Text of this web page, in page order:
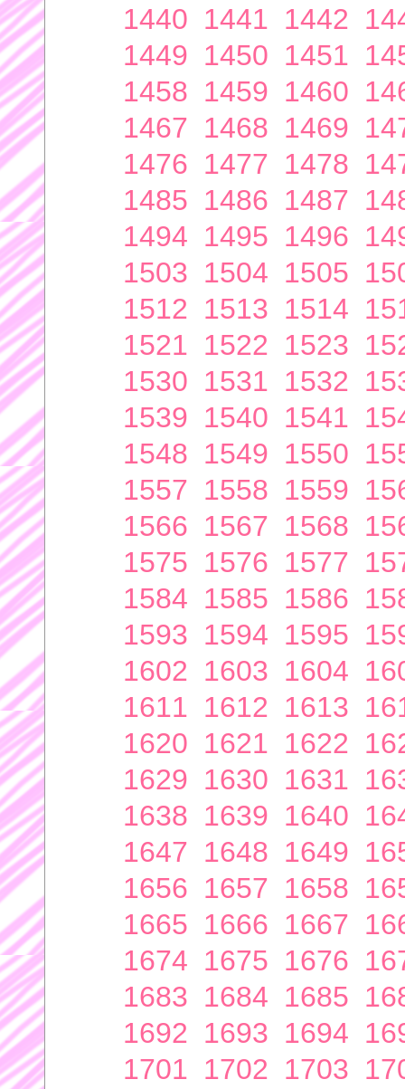
1440 1441 1442
1449 1450 1451
1458 1459 1460
1467 1468 1469
1476 1477 1478
1485 1486 1487
1494 1495 1496
1503 1504 1505
1512 1513 1514
1521 1522 1523
1530 1531 1532
1539 1540 1541
1548 1549 1550
1557 1558 1559
1566 1567 1568
1575 1576 1577
1584 1585 1586
1593 1594 1595
1602 1603 1604
1611 1612 1613
1620 1621 1622
1629 1630 1631
1638 1639 1640
1647 1648 1649
1656 1657 1658
1665 1666 1667
1674 1675 1676
1683 1684 1685
1692 1693 1694
1701 1702 1703